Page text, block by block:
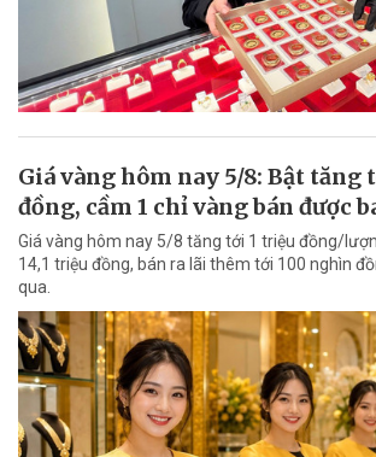
Giá vàng hôm nay 5/8: Bật tăng
đồng, cầm 1 chỉ vàng bán được
Giá vàng hôm nay 5/8 tăng tới 1 triệu đồng/
14,1 triệu đồng, bán ra lãi thêm tới 100 nghìn
qua.